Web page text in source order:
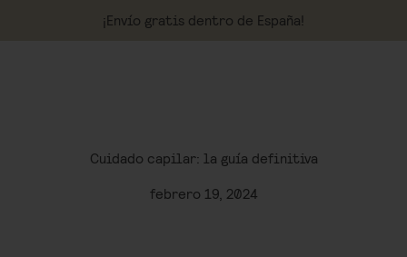
¡Envío gratis dentro de España!
Cuidado capilar: la guía definitiva
febrero 19, 2024